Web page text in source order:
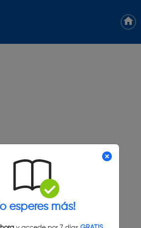
esperes más!